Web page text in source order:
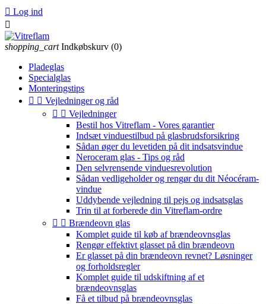
 Log ind

shopping_cart Indkøbskurv (0)
Pladeglas
Specialglas
Monteringstips
  Vejledninger og råd
  Vejledninger
Bestil hos Vitreflam - Vores garantier
Indsæt vinduestilbud på glasbrudsforsikring
Sådan øger du levetiden på dit indsatsvindue
Neroceram glas - Tips og råd
Den selvrensende vinduesrevolution
Sådan vedligeholder og rengør du dit Néocéram-
vindue
Uddybende vejledning til pejs og indsatsglas
Trin til at forberede din Vitreflam-ordre
  Brændeovn glas
Komplet guide til køb af brændeovnsglas
Rengør effektivt glasset på din brændeovn
Er glasset på din brændeovn revnet? Løsninger
og forholdsregler
Komplet guide til udskiftning af et
brændeovnsglas
Få et tilbud på brændeovnsglas